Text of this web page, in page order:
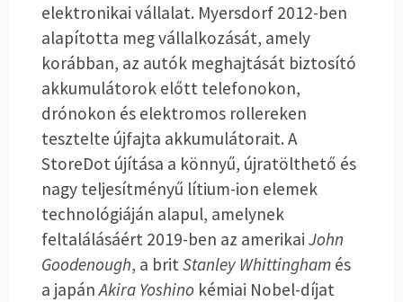
elektronikai vállalat. Myersdorf 2012-ben
alapította meg vállalkozását, amely
korábban, az autók meghajtását biztosító
akkumulátorok előtt telefonokon,
drónokon és elektromos rollereken
tesztelte újfajta akkumulátorait. A
StoreDot újítása a könnyű, újratölthető és
nagy teljesítményű lítium-ion elemek
technológiáján alapul, amelynek
feltalálásáért 2019-ben az amerikai John
Goodenough, a britStanley Whittinghamés
a japánAkira Yoshino kémiai Nobel-díjat